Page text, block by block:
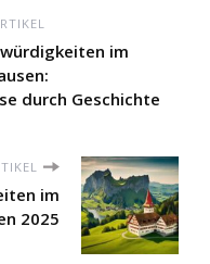
im
durch Geschichte
im
2025